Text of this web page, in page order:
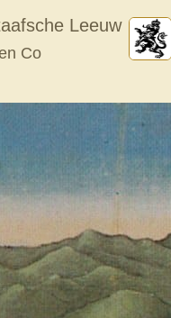
Leeuw
Co